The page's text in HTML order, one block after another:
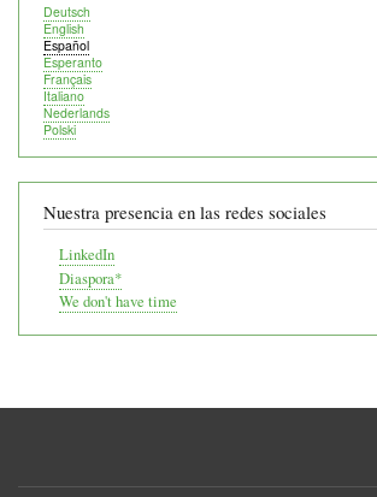
Deutsch
English
Español
Esperanto
Français
Italiano
Nederlands
Polski
Nuestra presencia en las redes sociales
LinkedIn
Diaspora*
We don't have time